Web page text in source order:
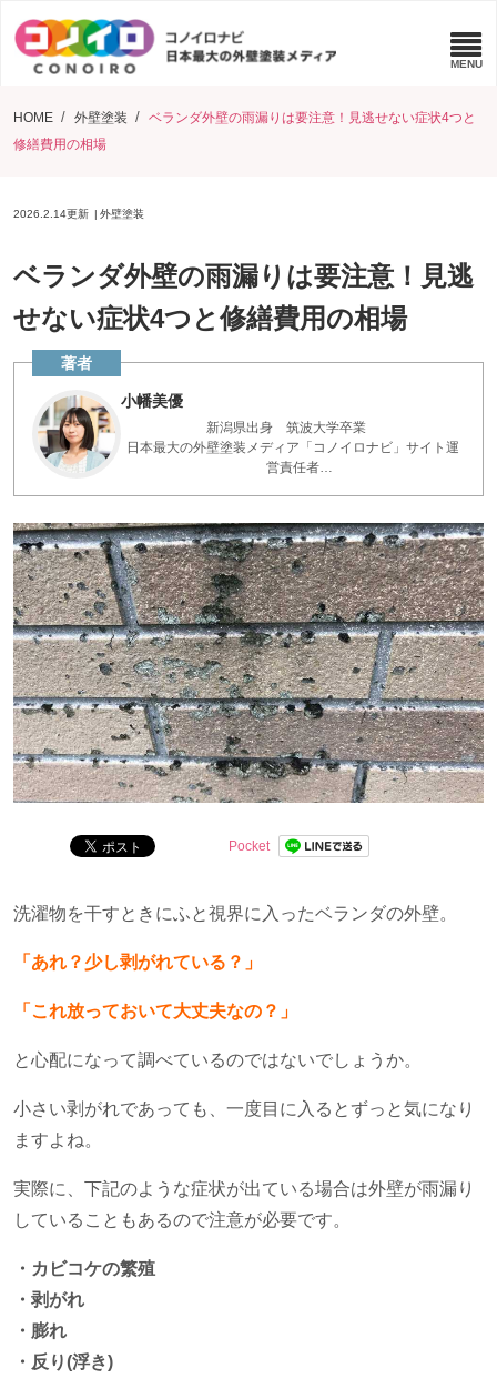
HOME 外壁塗装
ベランダ外壁の雨漏りは要注意！見逃せない症状4つと
修繕費用の相場
2026.2.14更新 外壁塗装
ベランダ外壁の雨漏りは要注意！見逃
せない症状4つと修繕費用の相場
小幡美優
新潟県出身 筑波大学卒業
日本最大の外壁塗装メディア「コノイロナビ」サイト運
営責任者
Pocket
洗濯物を干すときにふと視界に入ったベランダの外壁。
「あれ？少し剥がれている？」
「これ放っておいて大丈夫なの？」
と心配になって調べているのではないでしょうか。
小さい剥がれであっても、一度目に入るとずっと気になり
ますよね。
実際に、下記のような症状が出ている場合は外壁が雨漏り
していることもあるので注意が必要です。
・カビコケの繁殖
・剥がれ
・膨れ
・反り(浮き)